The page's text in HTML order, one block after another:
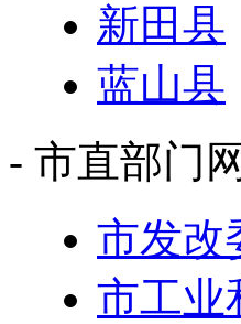
新田县
蓝山县
- 市直部门
市发改
市工业